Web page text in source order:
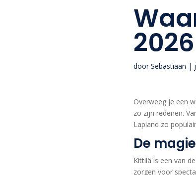
2026
doorSebastiaan |
Overweeg je een
zo zijn redenen.
Lapland zo
De
Kittilä is een van
zorgen voor